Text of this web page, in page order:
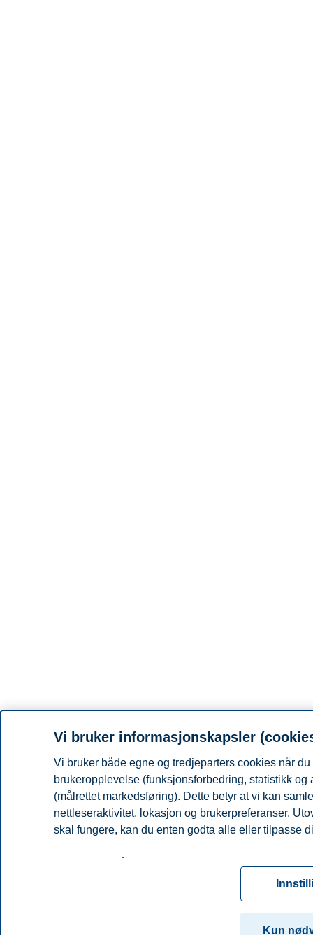
Vi bruker informasjonskapsler
Vi bruker både egne og tredjeparters cookies når
brukeropplevelse (funksjonsforbedring, statistikk
(målrettet markedsføring). Dette betyr at vi kan
nettleseraktivitet, lokasjon og brukerpreferanser.
skal fungere, kan du enten godta alle eller tilpasse
for informasjonskapsler. Du kan når som helst
ved å klikke på «Cookies» nederst på nettsiden vår.
cookie-erklæring
Kun